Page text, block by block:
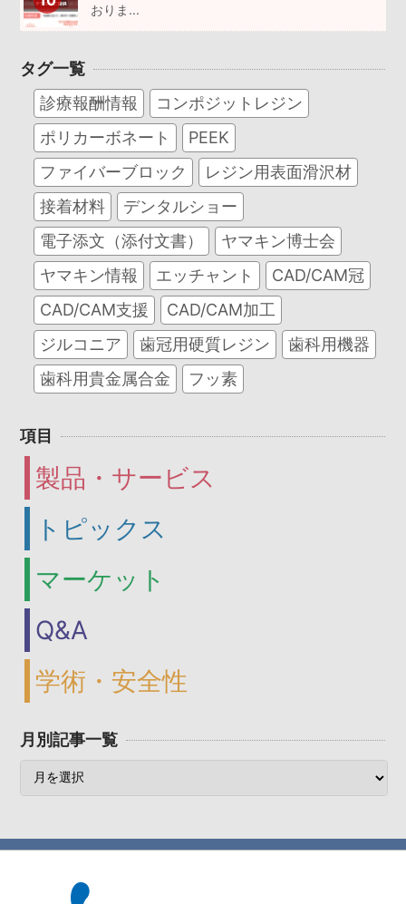
おりま...
タグ一覧
診療報酬情報
コンポジットレジン
ポリカーボネート
PEEK
ファイバーブロック
レジン用表面滑沢材
接着材料
デンタルショー
電子添文（添付文書）
ヤマキン博士会
ヤマキン情報
エッチャント
CAD/CAM冠
CAD/CAM支援
CAD/CAM加工
ジルコニア
歯冠用硬質レジン
歯科用機器
歯科用貴金属合金
フッ素
項目
製品・サービス
トピックス
マーケット
Q&A
学術・安全性
月別記事一覧